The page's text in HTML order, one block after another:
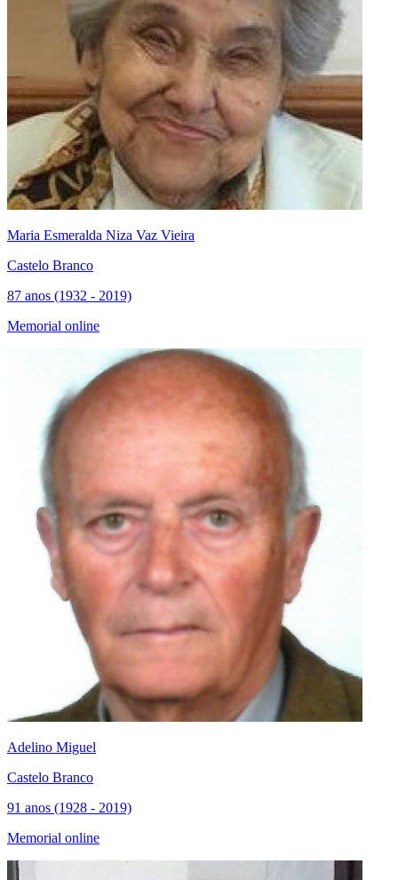
Maria Esmeralda Niza Vaz Vieira
Castelo Branco
87 anos (1932 - 2019)
Memorial online
Adelino Miguel
Castelo Branco
91 anos (1928 - 2019)
Memorial online